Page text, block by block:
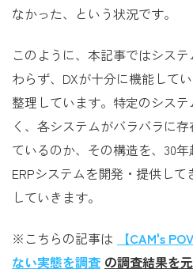
なかった、という状況です。
このように、本記事ではシス
わらず、DXが十分に機能して
整理しています。特定のシス
く、各システムがバラバラに
ているのか、その構造を、30
ERPシステムを開発・提供し
していきます。
※こちらの記事は
【CAM's
ない実態を調査 の調査結果を